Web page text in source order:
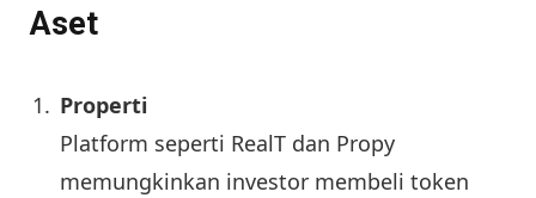
Aset
Properti
Platform seperti RealT dan Propy
memungkinkan investor membeli token